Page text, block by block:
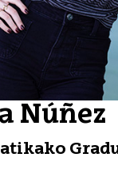
Núñez